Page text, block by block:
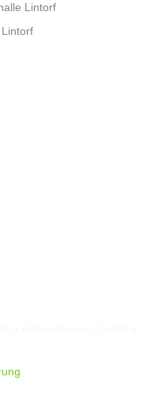
Lintorf